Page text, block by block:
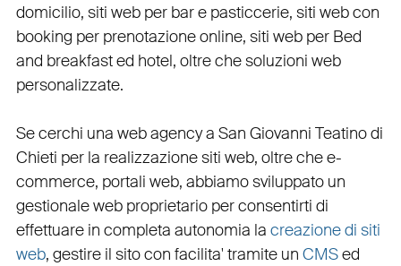
domicilio, siti web per bare pasticcerie, siti web con
booking per prenotazione online, siti web per Bed
and breakfast ed hotel, oltre chesoluzioni web
personalizzate.
Se cerchi una web agency a San Giovanni Teatinodi
Chieti per la realizzazione siti web, oltre chee-
commerce, portali web, abbiamo sviluppato un
gestionale webproprietario per consentirti di
effettuare in completa autonomia la creazione di siti
web, gestire il sito con facilita' tramite un CMSed